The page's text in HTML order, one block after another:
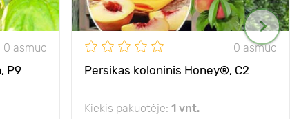
0 asmuo
Р9
0 asmuo
Persikas koloninis Honey®, C2
Kiekis pakuotėje: 1 vnt.